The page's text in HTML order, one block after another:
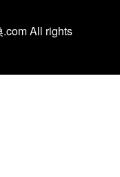
All rights